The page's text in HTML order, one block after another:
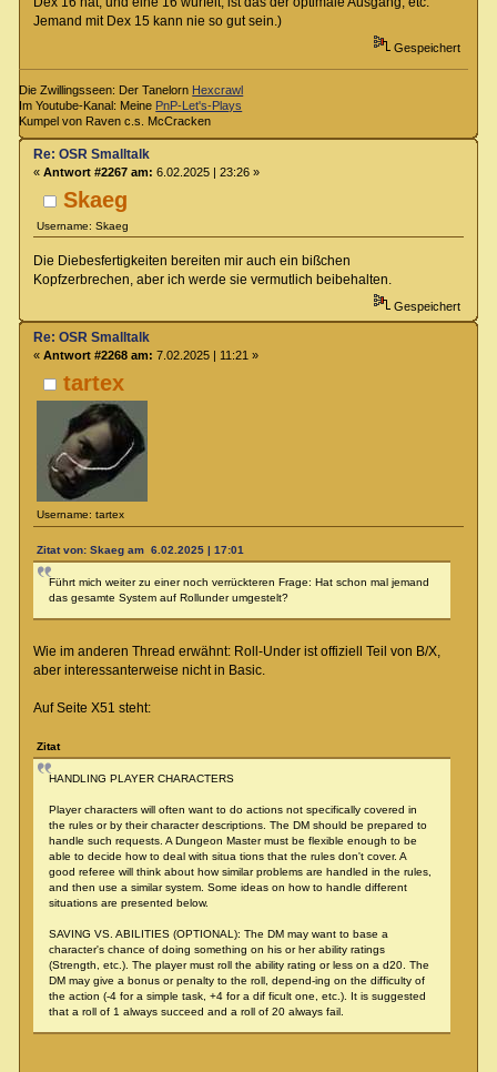
Jemand mit Dex 15 kann nie so gut sein.)
Gespeichert
Die Zwillingsseen: Der Tanelorn Hexcrawl
Im Youtube-Kanal: Meine PnP-Let's-Plays
Kumpel von Raven c.s. McCracken
Skaeg
Username: Skaeg
Re: OSR Smalltalk
« Antwort #2267 am: 6.02.2025 | 23:26 »
Die Diebesfertigkeiten bereiten mir auch ein bißchen
Kopfzerbrechen, aber ich werde sie vermutlich beibehalten.
Gespeichert
tartex
Username: tartex
Re: OSR Smalltalk
« Antwort #2268 am: 7.02.2025 | 11:21 »
Zitat von: Skaeg am 6.02.2025 | 17:01
Führt mich weiter zu einer noch verrückteren Frage: Hat schon mal jemand
das gesamte System auf Rollunder umgestelt?
Wie im anderen Thread erwähnt: Roll-Under ist offiziell Teil von B/X,
aber interessanterweise nicht in Basic.
Auf Seite X51 steht:
Zitat
HANDLING PLAYER CHARACTERS
Player characters will often want to do actions not specifically covered in
the rules or by their character descriptions. The DM should be prepared to
handle such requests. A Dungeon Master must be flexible enough to be
able to decide how to deal with situa tions that the rules don't cover. A
good referee will think about how similar problems are handled in the rules,
and then use a similar system. Some ideas on how to handle different
situations are presented below.
SAVING VS. ABILITIES (OPTIONAL): The DM may want to base a
character's chance of doing something on his or her ability ratings
(Strength, etc.). The player must roll the ability rating or less on a d20. The
DM may give a bonus or penalty to the roll, depend-ing on the difficulty of
the action (-4 for a simple task, +4 for a dif ficult one, etc.). It is suggested
that a roll of 1 always succeed and a roll of 20 always fail.